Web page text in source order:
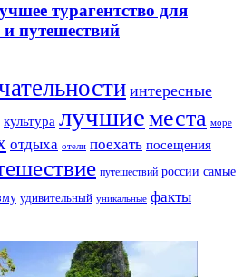
турагентство для
путешествий
интересные
культура лучшиеместа море
отдыха отели поехать посещения
путешествий россии самые
удивительный уникальные факты